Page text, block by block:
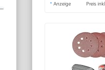
* Anzeige Preis